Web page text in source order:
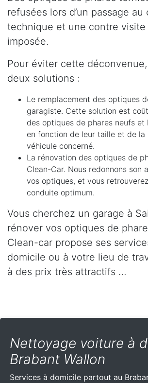
refusées lors d’un passage au
technique et une contre visite
imposée.
Pour éviter cette
deux solutions :
Le remplacement des optiques
garagiste. Cette solution est
des optiques de phares neufs et
en fonction de leur taille et de la
véhicule concerné.
La rénovation des optiques de
Clean-Car. Nous redonnons son
vos optiques, et vous
conduite optimum.
Vous cherchez un garage à
rénover vos optiques de
Clean-car propose ses
domicile ou à votre lieu de
à des prix très attractifs …
Nettoyage voiture à
Brabant Wallon
Services à domicile partout au